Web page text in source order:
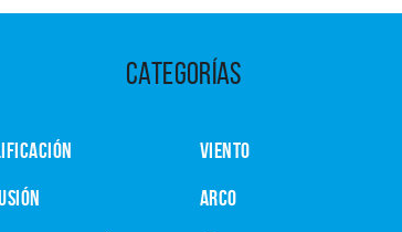
CATEGORÍAS
VIENTO
ARCO